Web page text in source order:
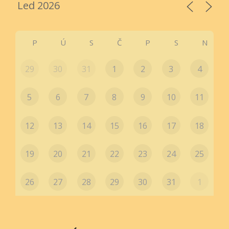
P Ú S Č P S N
29 30 31 1 2 3 4
5 6 7 8 9 10 11
12 13 14 15 16 17 18
19 20 21 22 23 24 25
26 27 28 29 30 31 1